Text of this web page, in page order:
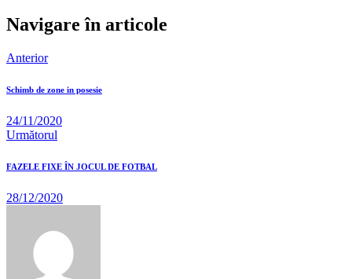
Navigare în articole
Anterior
Schimb de zone in posesie
24/11/2020
Următorul
FAZELE FIXE ÎN JOCUL DE FOTBAL
28/12/2020